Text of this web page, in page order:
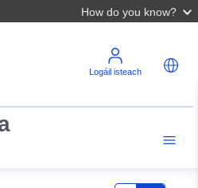
How do you know?
Logáil isteach